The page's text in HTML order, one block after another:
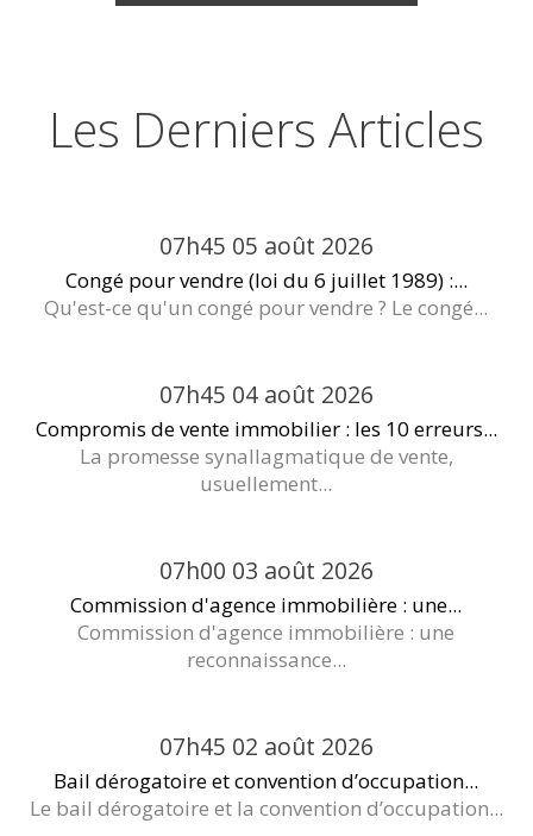
Les Derniers Articles
07h45 05 août 2026
Congé pour vendre (loi du 6 juillet 1989) :...
Qu'est-ce qu'un congé pour vendre ? Le congé...
07h45 04 août 2026
Compromis de vente immobilier : les 10 erreurs...
La promesse synallagmatique de vente,
usuellement...
07h00 03 août 2026
Commission d'agence immobilière : une...
Commission d'agence immobilière : une
reconnaissance...
07h45 02 août 2026
Bail dérogatoire et convention d’occupation...
Le bail dérogatoire et la convention d’occupation...